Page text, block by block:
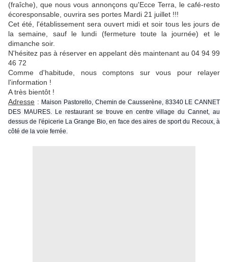
(fraîche), que nous vous annonçons qu'Ecce Terra, le café-resto
écoresponsable, ouvrira ses portes Mardi 21 juillet !!!
Cet été, l'établissement sera ouvert midi et soir tous les jours de
la semaine, sauf le lundi (fermeture toute la journée) et le
dimanche soir.
N'hésitez pas à réserver en appelant dès maintenant au 04 94 99
46 72
Comme d'habitude, nous comptons sur vous pour relayer
l'information !
A très bientôt !
Adresse : Maison Pastorello, Chemin de Causserène, 83340 LE CANNET
DES MAURES. Le restaurant se trouve en centre village du Cannet, au
dessus de l'épicerie La Grange Bio, en face des aires de sport du Recoux, à
côté de la voie ferrée.